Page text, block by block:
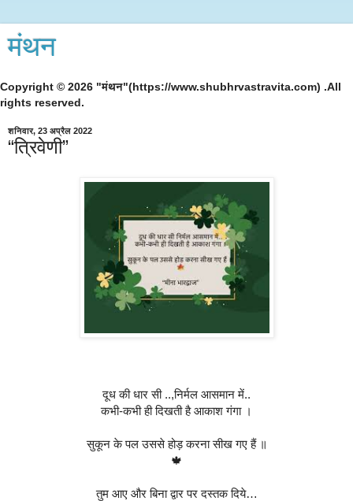
मंथन
Copyright © 2026 "मंथन"(https://www.shubhrvastravita.com) .All
rights reserved.
शनिवार, 23 अप्रैल 2022
“त्रिवेणी”
दूध की धार सी ..,निर्मल आसमान में..
कभी-कभी ही दिखती है आकाश गंगा ।
सुकून के पल उससे होड़ करना सीख गए हैं ॥
🍁
तुम आए और बिना द्वार पर दस्तक दिये…